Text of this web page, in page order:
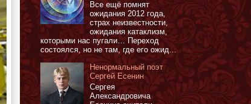
Все ещё помнят
ожидания 2012 года,
страх неизвестности,
ожидания катаклизм,
которыми нас пугали… Переход
состоялся, но не там, где его ожид...
Ненормальный поэт
Сергей Есенин
Сергея
Александровича